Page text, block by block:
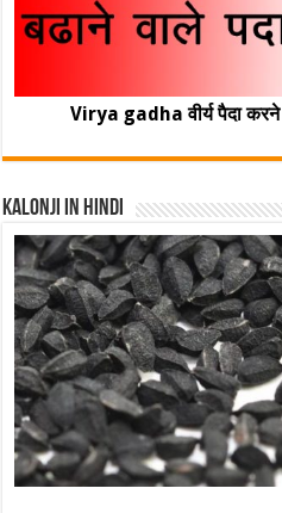
Virya gadha वीर्य पैदा करने
Kalonji In Hindi